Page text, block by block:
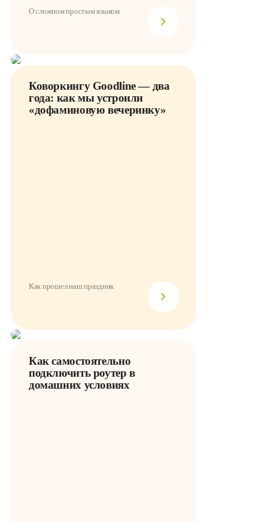
О сложном простым языком
Коворкингу Goodline — два
года: как мы устроили
«дофаминовую вечеринку»
Как прошел наш праздник
Как самостоятельно
подключить роутер в
домашних условиях